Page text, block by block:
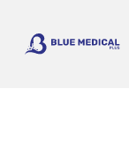
المحتوى